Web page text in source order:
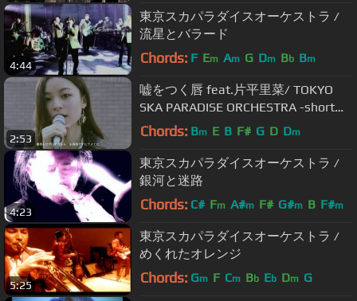
4:44
東京スカパラダイスオーケストラ /
流星とバラード
Chords: F Em Am G Dm Bb Bm
2:53
嘘をつく唇 feat.片平里菜/ TOKYO
SKA PARADISE ORCHESTRA -short
ver-
Chords: Bm E B F# G D Dm
4:23
東京スカパラダイスオーケストラ /
銀河と迷路
Chords: C# Fm A#m F# G#m B F#m
5:25
東京スカパラダイスオーケストラ /
めくれたオレンジ
Chords: Gm F Cm Bb Eb Dm G